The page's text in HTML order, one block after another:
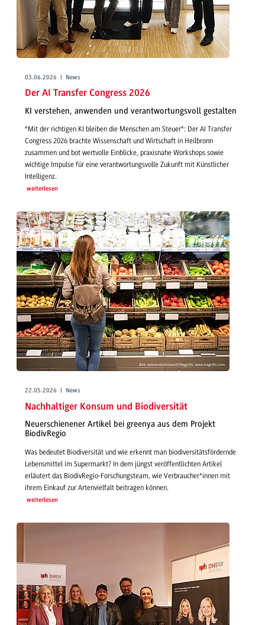
03.06.2026 | News
Der AI Transfer Congress 2026
KI verstehen, anwenden und verantwortungsvoll gestalten
"Mit der richtigen KI bleiben die Menschen am Steuer": Der AI Transfer
Congress 2026 brachte Wissenschaft und Wirtschaft in Heilbronn
zusammen und bot wertvolle Einblicke, praxisnahe Workshops sowie
wichtige Impulse für eine verantwortungsvolle Zukunft mit Künstlicher
Intelligenz.
weiterlesen
22.05.2026 | News
Nachhaltiger Konsum und Biodiversität
Neuerschienener Artikel bei greenya aus dem Projekt
BiodivRegio
Was bedeutet Biodiversität und wie erkennt man biodiversitätsfördernde
Lebensmittel im Supermarkt? In dem jüngst veröffentlichten Artikel
erläutert das BiodivRegio-Forschungsteam, wie Verbraucher*innen mit
ihrem Einkauf zur Artenvielfalt beitragen können.
weiterlesen